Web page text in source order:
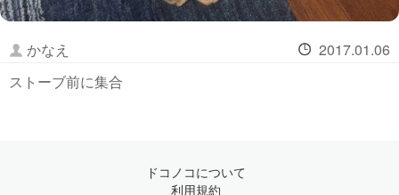
かなえ
2017.01.06
ストーブ前に集合
ドコノコについて
利用規約